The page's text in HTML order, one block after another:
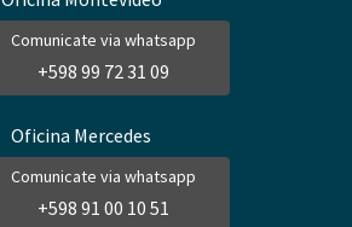
Comunicate via whatsapp
+598 99 72 31 09
Oficina Mercedes
Comunicate via whatsapp
+598 91 00 10 51